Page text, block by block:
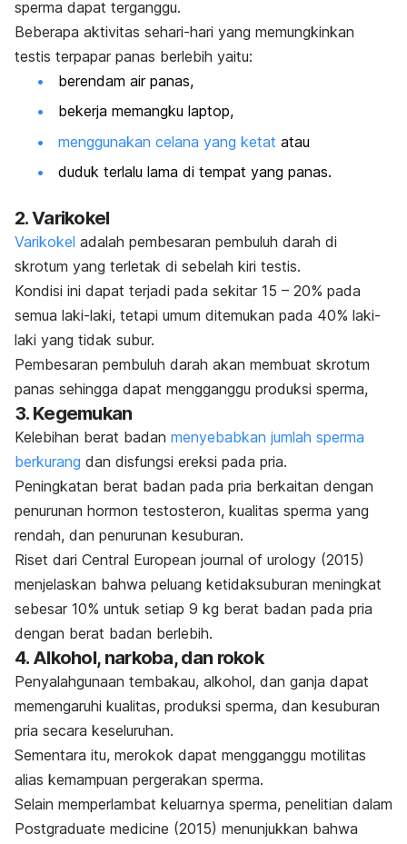
sperma dapat terganggu.
Beberapa aktivitas sehari-hari yang memungkinkan
testis terpapar panas berlebih yaitu:
berendam air panas,
bekerja memangku laptop,
menggunakan celana yang ketat atau
duduk terlalu lama di tempat yang panas.
2. Varikokel
Varikokel adalah pembesaran pembuluh darah di
skrotum yang terletak di sebelah kiri testis.
Kondisi ini dapat terjadi pada sekitar 15 – 20% pada
semua laki-laki, tetapi umum ditemukan pada 40% laki-
laki yang tidak subur.
Pembesaran pembuluh darah akan membuat skrotum
panas sehingga dapat mengganggu produksi sperma,
3. Kegemukan
Kelebihan berat badan menyebabkan jumlah sperma
berkurang dan disfungsi ereksi pada pria.
Peningkatan berat badan pada pria berkaitan dengan
penurunan hormon testosteron, kualitas sperma yang
rendah, dan penurunan kesuburan.
Riset dari Central European journal of urology (2015)
menjelaskan bahwa peluang ketidaksuburan meningkat
sebesar 10% untuk setiap 9 kg berat badan pada pria
dengan berat badan berlebih.
4. Alkohol, narkoba, dan rokok
Penyalahgunaan tembakau, alkohol, dan ganja dapat
memengaruhi kualitas, produksi sperma, dan kesuburan
pria secara keseluruhan.
Sementara itu, merokok dapat mengganggu motilitas
alias kemampuan pergerakan sperma.
Selain memperlambat keluarnya sperma, penelitian dalam
Postgraduate medicine (2015) menunjukkan bahwa